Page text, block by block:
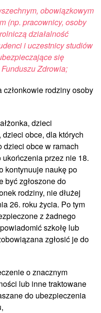
obowiązkowym
(np. pracownicy, osoby
działalność
i uczestnicy studiów
się
Zdrowia;
rodziny osoby
dzieci
obce, dla których
obce w ramach
przez nie 18.
kontynuuje naukę po
być zgłoszone do
rodziny, nie dłużej
26. roku życia. Po tym
z żadnego
szkołę lub
zgłosić je do
o znacznym
lub inne traktowane
do ubezpieczenia